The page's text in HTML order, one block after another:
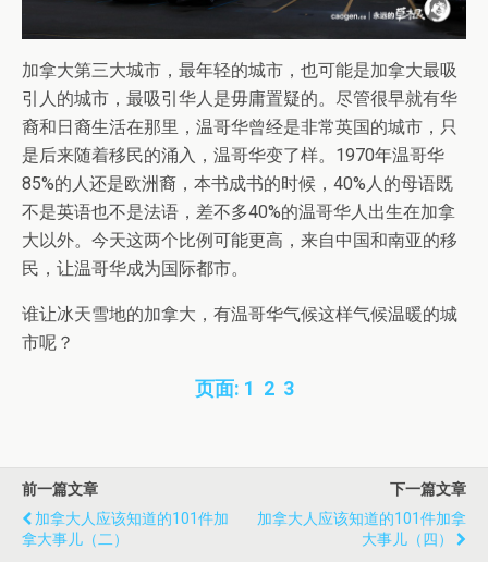
加拿大第三大城市，最年轻的城市，也可能是加拿大最吸
引人的城市，最吸引华人是毋庸置疑的。尽管很早就有华
裔和日裔生活在那里，温哥华曾经是非常英国的城市，只
是后来随着移民的涌入，温哥华变了样。1970年温哥华
85%的人还是欧洲裔，本书成书的时候，40%人的母语既
不是英语也不是法语，差不多40%的温哥华人出生在加拿
大以外。今天这两个比例可能更高，来自中国和南亚的移
民，让温哥华成为国际都市。
谁让冰天雪地的加拿大，有温哥华气候这样气候温暖的城
市呢？
页面: 1 2 3
前一篇文章
加拿大人应该知道的101件加
拿大事儿（二）
下一篇文章
加拿大人应该知道的101件加拿
大事儿（四）